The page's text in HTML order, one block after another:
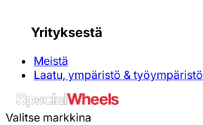
Yrityksestä
Meistä
Laatu, ympäristö & työympäristö
Valitse markkina